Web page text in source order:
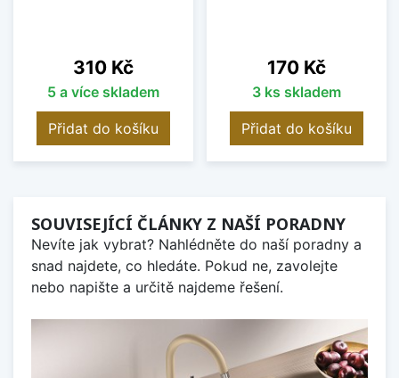
Cena
310 Kč
5 a více skladem
Přidat do košíku
Cena
170 Kč
3 ks skladem
Přidat do košíku
SOUVISEJÍCÍ ČLÁNKY Z NAŠÍ PORADNY
Nevíte jak vybrat? Nahlédněte do naší poradny a
snad najdete, co hledáte. Pokud ne, zavolejte
nebo napište a určitě najdeme řešení.